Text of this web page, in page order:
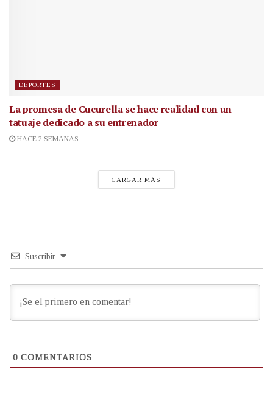
DEPORTES
La promesa de Cucurella se hace realidad con un
tatuaje dedicado a su entrenador
HACE 2 SEMANAS
CARGAR MÁS
Suscribir
0 COMENTARIOS